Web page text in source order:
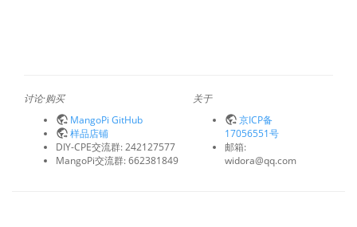
讨论·购买
MangoPi GitHub
样品店铺
DIY-CPE交流群: 242127577
MangoPi交流群: 662381849
关于
京ICP备
17056551号
邮箱:
widora@qq.com